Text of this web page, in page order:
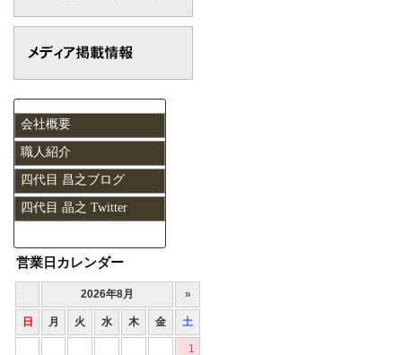
会社概要
職人紹介
四代目 昌之ブログ
四代目 晶之 Twitter
営業日カレンダー